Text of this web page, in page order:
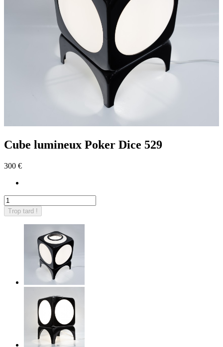
Cube lumineux Poker Dice 529
300 €
Trop tard !